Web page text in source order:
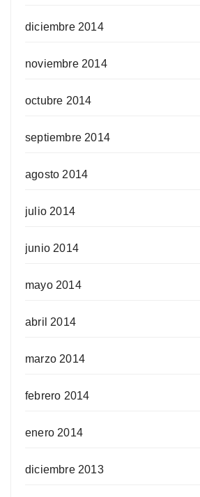
diciembre 2014
noviembre 2014
octubre 2014
septiembre 2014
agosto 2014
julio 2014
junio 2014
mayo 2014
abril 2014
marzo 2014
febrero 2014
enero 2014
diciembre 2013